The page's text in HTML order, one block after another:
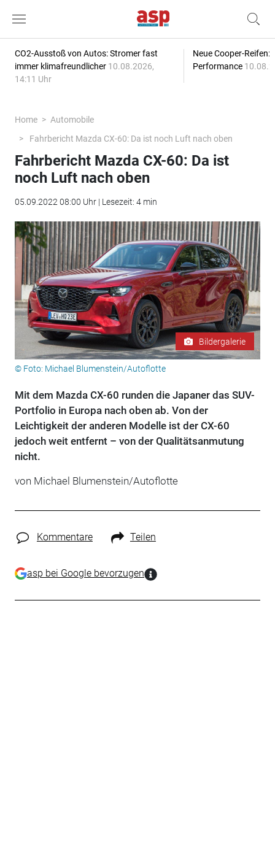
CO2-Ausstoß von Autos: Stromer fast
immer klimafreundlicher 10.08.2026,
14:11 Uhr
Neue Cooper-Reifen:
Performance
Home
Automobile
Fahrbericht Mazda CX-60: Da ist noch Luft nach oben
Fahrbericht Mazda CX-60: Da ist
noch Luft nach oben
05.09.2022 08:00 Uhr | Lesezeit: 4 min
Bildergalerie
© Foto: Michael Blumenstein/Autoflotte
Mit dem Mazda CX-60 runden die Japaner das SUV-
Portfolio in Europa nach oben ab. Von der
Leichtigkeit der anderen Modelle ist der CX-60
jedoch weit entfernt – von der Qualitätsanmutung
nicht.
von Michael Blumenstein/Autoflotte
Kommentare Teilen
asp bei Google bevorzugen